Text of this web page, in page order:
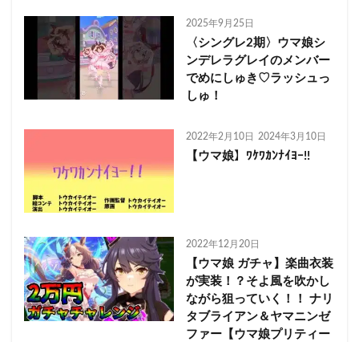
2025年9月25日
〈シングレ2期〉ウマ娘シ
ンデレラグレイのメンバー
でめにしゅき♡ラッシュっ
しゅ！
2022年2月10日 2024年3月10日
【ウマ娘】ﾜｹﾜｶﾝﾅｲﾖｰ!!
2022年12月20日
【ウマ娘 ガチャ】楽曲衣装
が実装！？そよ風を吹かし
ながら狙っていく！！ ナリ
タブライアン＆ヤマニンゼ
ファー【ウマ娘プリティー